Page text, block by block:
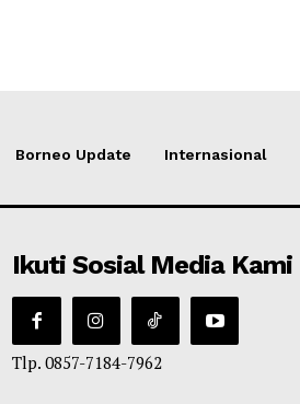
Borneo Update Internasional
Ikuti Sosial Media Kami
Tlp. 0857-7184-7962